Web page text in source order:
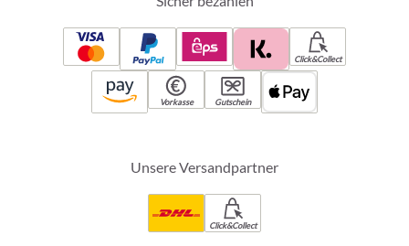
Click&Collect
Vorkasse Gutschein
Unsere Versandpartner
Click&Collect